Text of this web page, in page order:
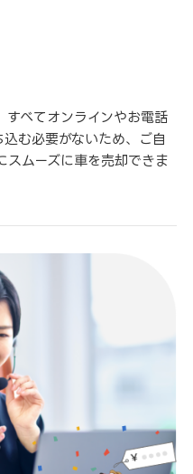
すべてオンラインやお電話
む必要がないため、ご自
スムーズに車を売却できま